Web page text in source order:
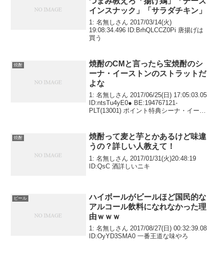
インスナック」「サラダチキン」
1: 名無しさん 2017/03/14(火)
19:08:34.496 ID:BrhQLCCZ0Pi 唐揚げは
買う
焼酎
焼酎のCMと言ったら宝焼酎のシ
ーナ・イーストンのストラットだ
よな
1: 名無しさん 2017/06/25(日) 17:05:03.05
ID:ntsTu4yE0● BE:194767121-
PLT(13001) ポイント特典シーナ・イース
焼酎
焼酎って麦と芋とかあるけど味違
うの？詳しい人教えて！
1: 名無しさん 2017/01/31(火)20:48:19
ID:QsC 酒詳しいニキ
ビール
ハイボールがビールほど国民的な
アルコール飲料になれなかった理
由ｗｗｗ
1: 名無しさん 2017/08/27(日) 00:32:39.08
ID:OyYD3SMA0 一番王道な味やろ